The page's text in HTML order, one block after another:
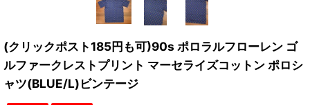
(クリックポスト185円も可)90s ポロラルフローレン ゴ
ルファークレストプリント マーセライズコットン ポロシ
ャツ(BLUE/L)ビンテージ